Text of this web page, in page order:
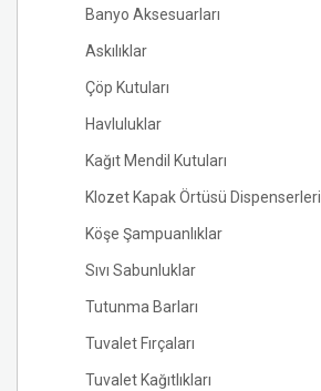
Banyo Aksesuarları
Askılıklar
Çöp Kutuları
Havluluklar
Kağıt Mendil Kutuları
Klozet Kapak Örtüsü Dispenserleri
Köşe Şampuanlıklar
Sıvı Sabunluklar
Tutunma Barları
Tuvalet Fırçaları
Tuvalet Kağıtlıkları